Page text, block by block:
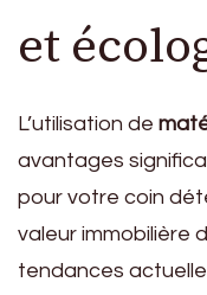
et
L’utilisation de
avantages
pour votre coin
valeur immobilière
tendances